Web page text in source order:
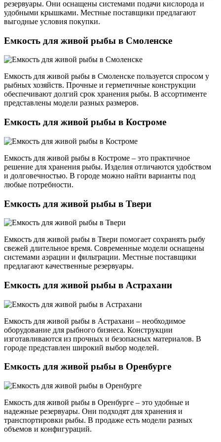
резервуары. Они оснащены системами подачи кислорода и
удобными крышками. Местные поставщики предлагают
выгодные условия покупки.
Емкость для живой рыбы в Смоленске
Емкость для живой рыбы в Смоленске пользуется спросом у
рыбных хозяйств. Прочные и герметичные конструкции
обеспечивают долгий срок хранения рыбы. В ассортименте
представлены модели разных размеров.
Емкость для живой рыбы в Костроме
Емкость для живой рыбы в Костроме – это практичное
решение для хранения рыбы. Изделия отличаются удобством
и долговечностью. В городе можно найти варианты под
любые потребности.
Емкость для живой рыбы в Твери
Емкость для живой рыбы в Твери помогает сохранять рыбу
свежей длительное время. Современные модели оснащены
системами аэрации и фильтрации. Местные поставщики
предлагают качественные резервуары.
Емкость для живой рыбы в Астрахани
Емкость для живой рыбы в Астрахани – необходимое
оборудование для рыбного бизнеса. Конструкции
изготавливаются из прочных и безопасных материалов. В
городе представлен широкий выбор моделей.
Емкость для живой рыбы в Оренбурге
Емкость для живой рыбы в Оренбурге – это удобные и
надежные резервуары. Они подходят для хранения и
транспортировки рыбы. В продаже есть модели разных
объемов и конфигураций.